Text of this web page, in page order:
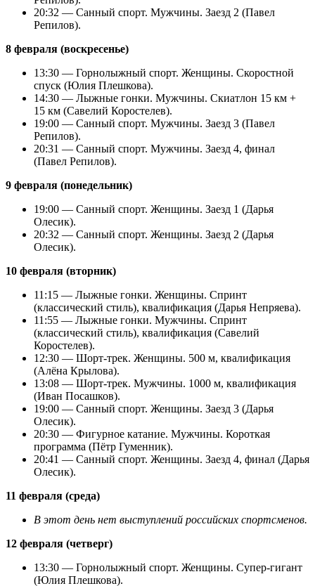
20:32 — Санный спорт. Мужчины. Заезд 2 (Павел
Репилов).
8 февраля (воскресенье)
13:30 — Горнолыжный спорт. Женщины. Скоростной
спуск (Юлия Плешкова).
14:30 — Лыжные гонки. Мужчины. Скиатлон 15 км +
15 км (Савелий Коростелев).
19:00 — Санный спорт. Мужчины. Заезд 3 (Павел
Репилов).
20:31 — Санный спорт. Мужчины. Заезд 4, финал
(Павел Репилов).
9 февраля (понедельник)
19:00 — Санный спорт. Женщины. Заезд 1 (Дарья
Олесик).
20:32 — Санный спорт. Женщины. Заезд 2 (Дарья
Олесик).
10 февраля (вторник)
11:15 — Лыжные гонки. Женщины. Спринт
(классический стиль), квалификация (Дарья Непряева).
11:55 — Лыжные гонки. Мужчины. Спринт
(классический стиль), квалификация (Савелий
Коростелев).
12:30 — Шорт-трек. Женщины. 500 м, квалификация
(Алёна Крылова).
13:08 — Шорт-трек. Мужчины. 1000 м, квалификация
(Иван Посашков).
19:00 — Санный спорт. Женщины. Заезд 3 (Дарья
Олесик).
20:30 — Фигурное катание. Мужчины. Короткая
программа (Пётр Гуменник).
20:41 — Санный спорт. Женщины. Заезд 4, финал (Дарья
Олесик).
11 февраля (среда)
В этот день нет выступлений российских спортсменов.
12 февраля (четверг)
13:30 — Горнолыжный спорт. Женщины. Супер-гигант
(Юлия Плешкова).